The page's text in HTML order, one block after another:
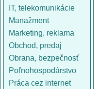
IT, telekomunikácie
Manažment
Marketing, reklama
Obchod, predaj
Obrana, bezpečnosť
Poľnohospodárstvo
Práca cez internet